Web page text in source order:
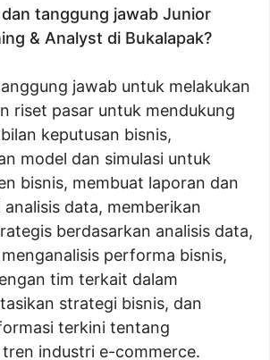
tanggung jawab Junior
& Analyst di Bukalapak?
jawab untuk melakukan
riset pasar untuk mendukung
keputusan bisnis,
model dan simulasi untuk
bisnis, membuat laporan dan
data, memberikan
berdasarkan analisis data,
performa bisnis,
tim terkait dalam
strategi bisnis, dan
terkini tentang
industri e-commerce.